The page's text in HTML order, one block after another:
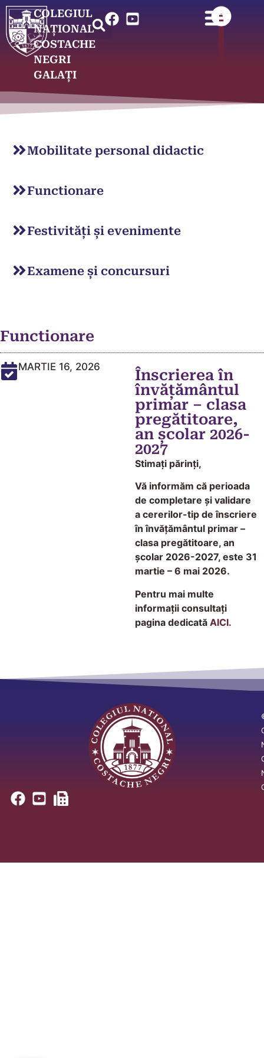
COLEGIUL
NAȚIONAL
COSTACHE
NEGRI
GALAȚI
Mobilitate personal didactic
Functionare
Festivități și evenimente
Examene și concursuri
Functionare
MARTIE 16, 2026
Înscrierea în
învățământul
primar – clasa
pregătitoare,
an școlar 2026-
2027
Stimați părinți,
Vă informăm că perioada
de completare şi validare
a cererilor-tip de înscriere
în învăţământul primar –
clasa pregătitoare, an
şcolar 2026-2027, este 31
martie – 6 mai 2026.
Pentru mai multe
informații consultați
pagina dedicată AICI.